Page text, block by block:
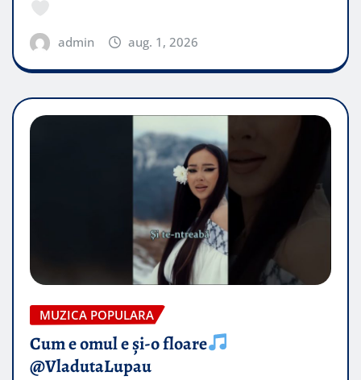
admin aug. 1, 2026
MUZICA POPULARA
Cum e omul e și-o floare
@VladutaLupau